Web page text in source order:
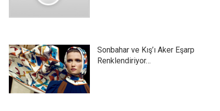
Sonbahar ve Kış’ı Aker Eşarp
Renklendiriyor…